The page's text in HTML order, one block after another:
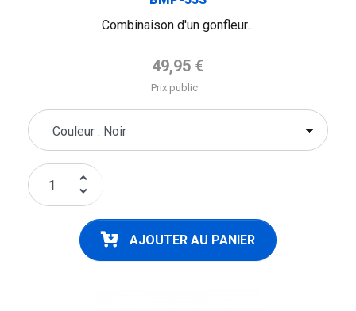
Combinaison d'un gonfleur...
Prix de base
49,95 €
Prix public
keyboard_arrow_up
keyboard_arrow_down
AJOUTER AU PANIER